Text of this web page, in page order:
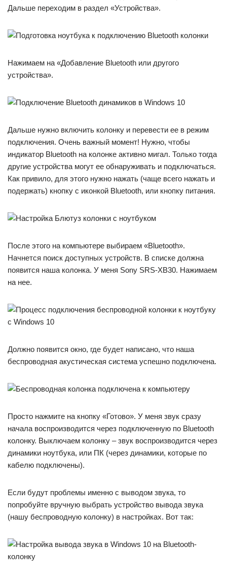
Дальше переходим в раздел «Устройства».
Нажимаем на «Добавление Bluetooth или другого
устройства».
Дальше нужно включить колонку и перевести ее в режим
подключения. Очень важный момент! Нужно, чтобы
индикатор Bluetooth на колонке активно мигал. Только тогда
другие устройства могут ее обнаруживать и подключаться.
Как привило, для этого нужно нажать (чаще всего нажать и
подержать) кнопку с иконкой Bluetooth, или кнопку питания.
После этого на компьютере выбираем «Bluetooth».
Начнется поиск доступных устройств. В списке должна
появится наша колонка. У меня Sony SRS-XB30. Нажимаем
на нее.
Должно появится окно, где будет написано, что наша
беспроводная акустическая система успешно подключена.
Просто нажмите на кнопку «Готово». У меня звук сразу
начала воспроизводится через подключенную по Bluetooth
колонку. Выключаем колонку – звук воспроизводится через
динамики ноутбука, или ПК (через динамики, которые по
кабелю подключены).
Если будут проблемы именно с выводом звука, то
попробуйте вручную выбрать устройство вывода звука
(нашу беспроводную колонку) в настройках. Вот так: